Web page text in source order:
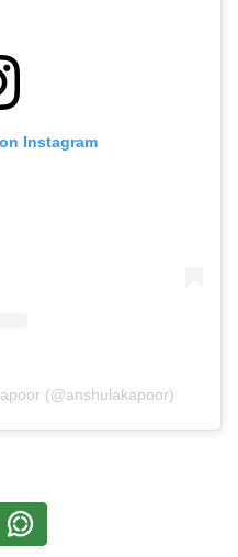
Instagram
(@anshulakapoor)